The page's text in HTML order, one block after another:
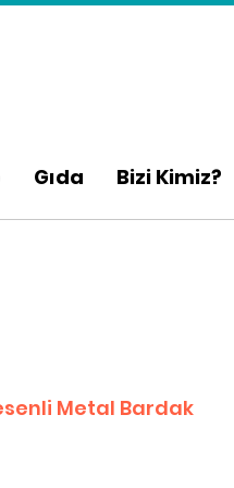
Gıda Bizi Kimiz?
Metal Bardak